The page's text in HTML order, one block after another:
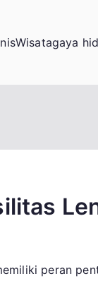
Wisatagaya
peran